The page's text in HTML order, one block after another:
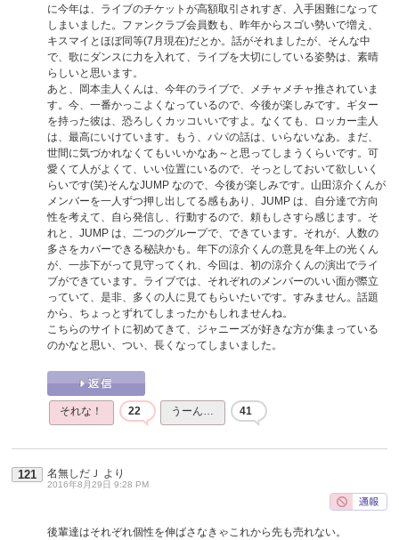
に今年は、ライブのチケットが高額取引されすぎ、入手困難になって
しまいました。ファンクラブ会員数も、昨年からスゴい勢いで増え、
キスマイとほぼ同等(7月現在)だとか。話がそれましたが、そんな中
で、歌にダンスに力を入れて、ライブを大切にしている姿勢は、素晴
らしいと思います。
あと、岡本圭人くんは、今年のライブで、メチャメチャ推されていま
す。今、一番かっこよくなっているので、今後が楽しみです。ギター
を持った彼は、恐ろしくカッコいいですよ。なくても、ロッカー圭人
は、最高にいけています。もう、パパの話は、いらないなあ。まだ、
世間に気づかれなくてもいいかなあ～と思ってしまうくらいです。可
愛くて人がよくて、いい位置にいるので、そっとしておいて欲しいく
らいです(笑)そんなJUMP なので、今後が楽しみです。山田涼介くんが
メンバーを一人ずつ押し出してる感もあり、JUMP は、自分達で方向
性を考えて、自ら発信し、行動するので、頼もしさすら感じます。そ
れと、JUMP は、二つのグループで、できています。それが、人数の
多さをカバーできる秘訣かも。年下の涼介くんの意見を年上の光くん
が、一歩下がって見守ってくれ、今回は、初の涼介くんの演出でライ
ブができています。ライブでは、それぞれのメンバーのいい面が際立
っていて、是非、多くの人に見てもらいたいです。すみません。話題
から、ちょっとずれてしまったかもしれませんね。
こちらのサイトに初めてきて、ジャニーズが好きな方が集まっている
のかなと思い、つい、長くなってしまいました。
それな！ 22 うーん… 41
121 名無しだＪ より
2016年8月29日 9:28 PM
後輩達はそれぞれ個性を伸ばさなきゃこれから先も売れない。